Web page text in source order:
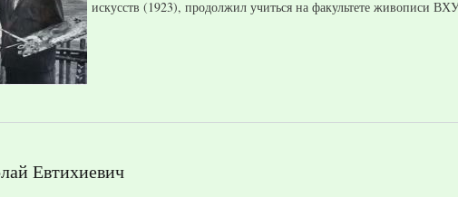
искусств (1923), продолжил учиться на факультете живописи
Евтихиевич